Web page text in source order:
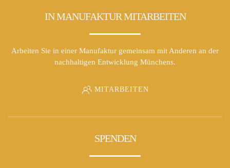
IN MANUFAKTUR MITARBEITEN
Arbeiten Sie in einer Manufaktur gemeinsam mit Anderen an der
nachhaltigen Entwicklung Münchens.
MITARBEITEN
SPENDEN